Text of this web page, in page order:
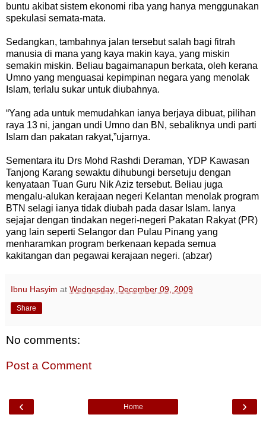
buntu akibat sistem ekonomi riba yang hanya menggunakan
spekulasi semata-mata.
Sedangkan, tambahnya jalan tersebut salah bagi fitrah
manusia di mana yang kaya makin kaya, yang miskin
semakin miskin. Beliau bagaimanapun berkata, oleh kerana
Umno yang menguasai kepimpinan negara yang menolak
Islam, terlalu sukar untuk diubahnya.
“Yang ada untuk memudahkan ianya berjaya dibuat, pilihan
raya 13 ni, jangan undi Umno dan BN, sebaliknya undi parti
Islam dan pakatan rakyat,”ujarnya.
Sementara itu Drs Mohd Rashdi Deraman, YDP Kawasan
Tanjong Karang sewaktu dihubungi bersetuju dengan
kenyataan Tuan Guru Nik Aziz tersebut. Beliau juga
mengalu-alukan kerajaan negeri Kelantan menolak program
BTN selagi ianya tidak diubah pada dasar Islam. Ianya
sejajar dengan tindakan negeri-negeri Pakatan Rakyat (PR)
yang lain seperti Selangor dan Pulau Pinang yang
menharamkan program berkenaan kepada semua
kakitangan dan pegawai kerajaan negeri. (abzar)
Ibnu Hasyim at Wednesday, December 09, 2009
Share
No comments:
Post a Comment
‹ ›
Home